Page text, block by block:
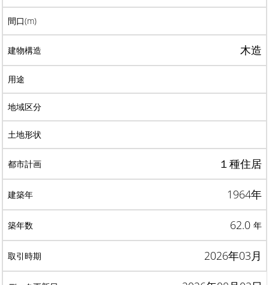
木造
１種住居
1964年
62.0 年
2026年03月